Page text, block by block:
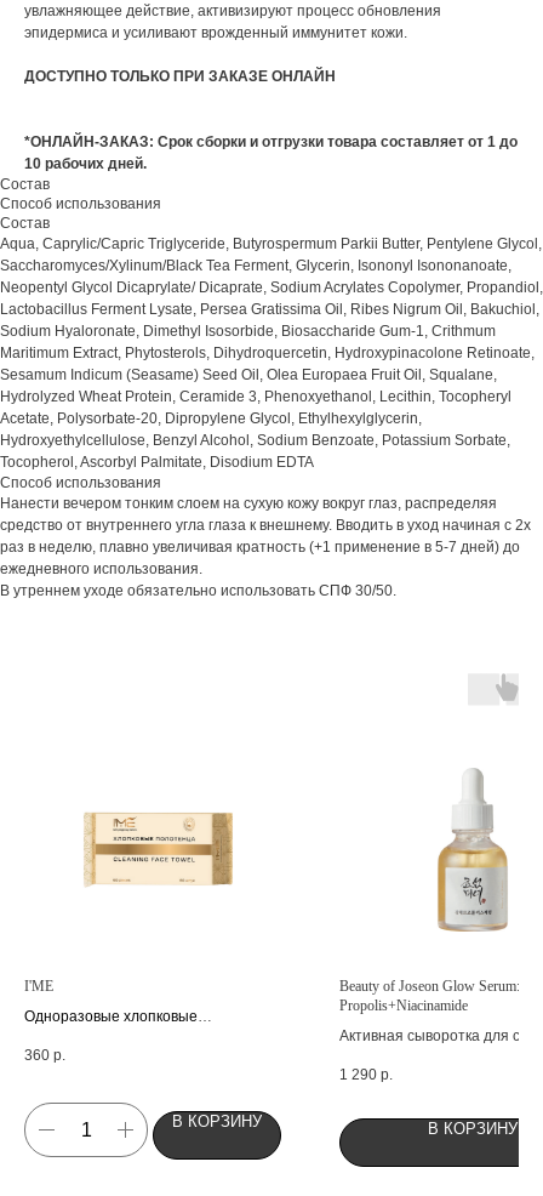
увлажняющее действие, активизируют процесс обновления
эпидермиса и усиливают врожденный иммунитет кожи.
ДОСТУПНО ТОЛЬКО ПРИ ЗАКАЗЕ ОНЛАЙН
*ОНЛАЙН-ЗАКАЗ: Срок сборки и отгрузки товара составляет от 1 до
10 рабочих дней.
Состав
Способ использования
Состав
Aqua, Caprylic/Capric Triglyceride, Butyrospermum Parkii Butter, Pentylene Glycol,
Saccharomyces/Xylinum/Black Tea Ferment, Glycerin, Isononyl Isononanoate,
Neopentyl Glycol Dicaprylate/ Dicaprate, Sodium Acrylates Copolymer, Propandiol,
Lactobacillus Ferment Lysate, Persea Gratissima Oil, Ribes Nigrum Oil, Bakuchiol,
Sodium Hyaloronate, Dimethyl Isosorbide, Biosaccharide Gum-1, Crithmum
Maritimum Extract, Phytosterols, Dihydroquercetin, Hydroxypinacolone Retinoate,
Sesamum Indicum (Seasame) Seed Oil, Olea Europaea Fruit Oil, Squalane,
Hydrolyzed Wheat Protein, Ceramide 3, Phenoxyethanol, Lecithin, Tocopheryl
Acetate, Polysorbatе-20, Dipropylene Glycol, Ethylhexylglycerin,
Hydroxyethylcellulose, Benzyl Alcohol, Sodium Benzoate, Potassium Sorbate,
Tocopherol, Ascorbyl Palmitate, Disodium EDTA
Способ использования
Нанести вечером тонким слоем на сухую кожу вокруг глаз, распределяя
средство от внутреннего угла глаза к внешнему. Вводить в уход начиная с 2х
раз в неделю, плавно увеличивая кратность (+1 применение в 5-7 дней) до
ежедневного использования.
В утреннем уходе обязательно использовать СПФ 30/50.
I'ME
Одноразовые хлопковые
360 р.
В КОРЗИНУ
Beauty of Joseon Glow Serum:
Propolis+Niacinamide
Активная сыворотка для
1 290 р.
В КОРЗИНУ